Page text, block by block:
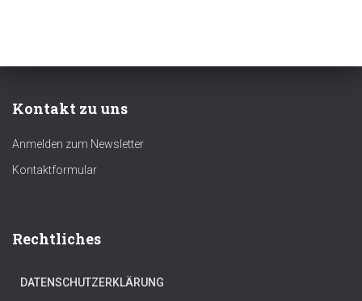
Kontakt zu uns
Anmelden zum Newsletter
Kontaktformular
Rechtliches
DATENSCHUTZERKLÄRUNG